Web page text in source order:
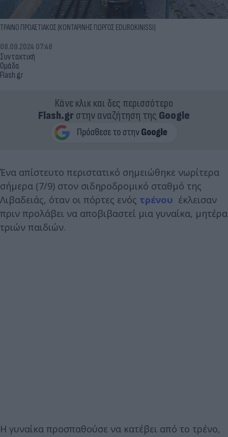
ΤΡΑΙΝΟ ΠΡΟΑΣΤΙΑΚΟΣ (ΚΟΝΤΑΡΙΝΗΣ ΓΙΩΡΓΟΣ EDUROKINISSI)
Συντακτική
Ομάδα
Flash.gr
08.09.2024 07:48
Κάνε κλικ και δες περισσότερο
Flash.grστην αναζήτηση της Google
Ένα απίστευτο περιστατικό σημειώθηκε νωρίτερα
σήμερα (7/9) στον σιδηροδρομικό σταθμό της
Λιβαδειάς, όταν οι πόρτες ενός τρένου έκλεισαν
πριν προλάβει να αποβιβαστεί μια γυναίκα, μητέρα
τριών παιδιών.
Η γυναίκα προσπαθούσε να κατέβει από το τρένο,